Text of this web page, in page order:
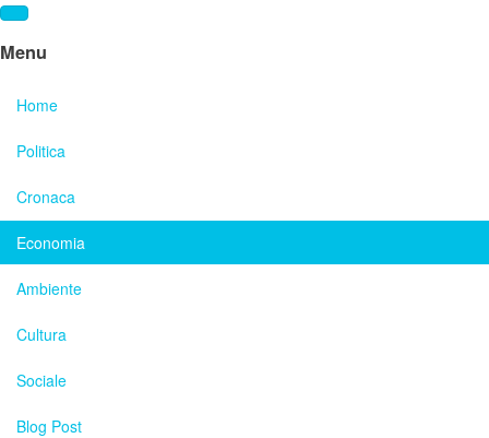
Menu
Home
Politica
Cronaca
Economia
Ambiente
Cultura
Sociale
Blog Post